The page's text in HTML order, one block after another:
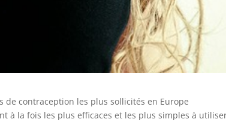
contraception les plus sollicités en Europe
à la fois les plus efficaces et les plus simples à